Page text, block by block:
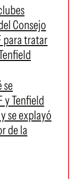
Consejo
para tratar
se
y Tenfield
se explayó
de la